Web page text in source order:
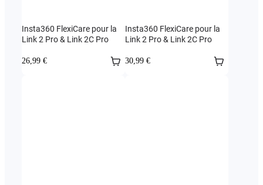
Insta360 FlexiCare pour la
Link 2 Pro & Link 2C Pro
26,99 €
Insta360 FlexiCare pour la
Link 2 Pro & Link 2C Pro
30,99 €